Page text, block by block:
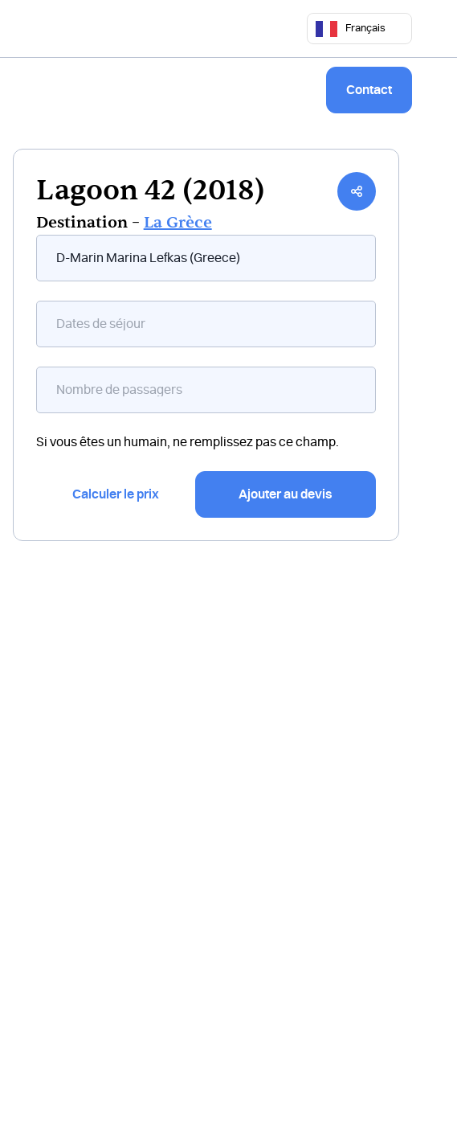
Français
Contact
Lagoon 42 (2018)
Destination – La Grèce
flottant
bateau
Si vous êtes un humain, ne remplissez pas ce champ.
Calculer le prix Ajouter au devis